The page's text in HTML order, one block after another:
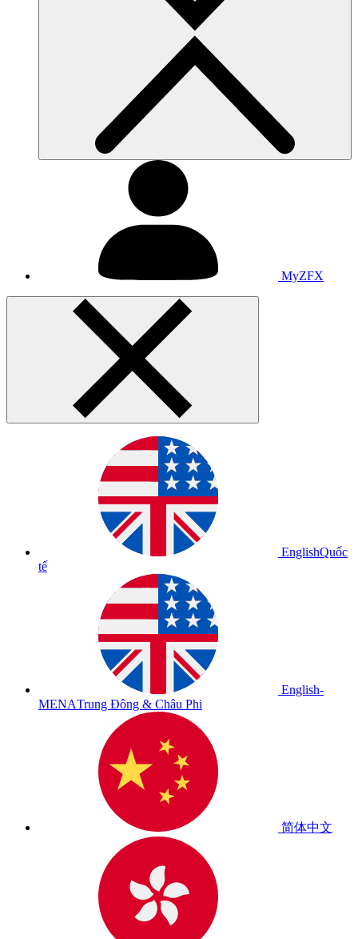
MyZFX
EnglishQuốc
tế
English-
MENATrung Đông & Châu Phi
简体中文